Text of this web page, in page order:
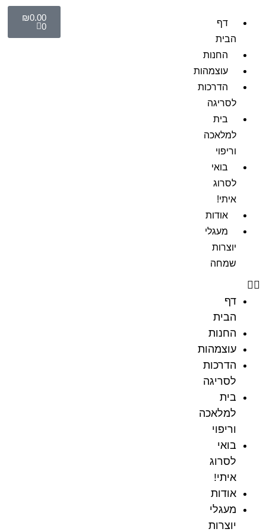
דף
הבית
החנות
עוצמהות
הדרכות
לסריגה
בית
למלאכה
וריפוי
בואי
לסרוג
איתי!
אודות
מעגלי
יוצרות
שמחה
דף
הבית
החנות
עוצמהות
הדרכות
לסריגה
בית
למלאכה
וריפוי
בואי
לסרוג
איתי!
אודות
מעגלי
יוצרות
₪0.00
0